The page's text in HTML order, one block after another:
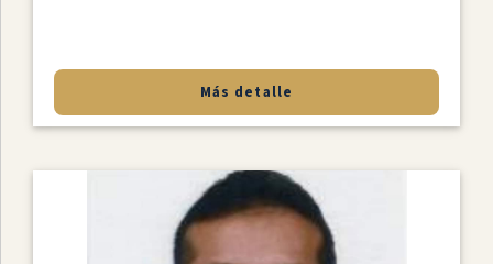
Más detalle